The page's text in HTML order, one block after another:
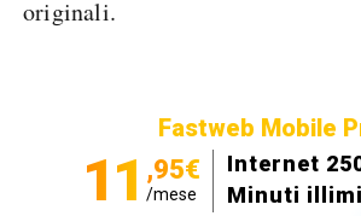
originali.
Fastweb Mobile
11 ,95€
/mese
Internet
Minuti